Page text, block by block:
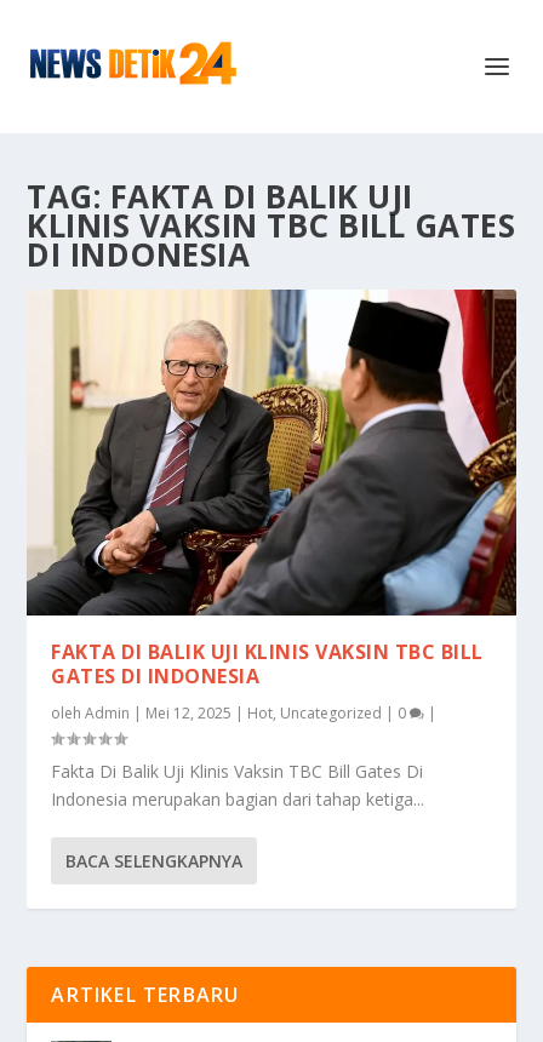
TAG: FAKTA DI BALIK UJI
KLINIS VAKSIN TBC BILL GATES
DI INDONESIA
FAKTA DI BALIK UJI KLINIS VAKSIN TBC BILL
GATES DI INDONESIA
olehAdmin | Mei 12, 2025 | Hot, Uncategorized | 0 |
Fakta Di Balik Uji Klinis Vaksin TBC Bill Gates Di
Indonesia merupakan bagian dari tahap ketiga...
BACA SELENGKAPNYA
ARTIKEL TERBARU